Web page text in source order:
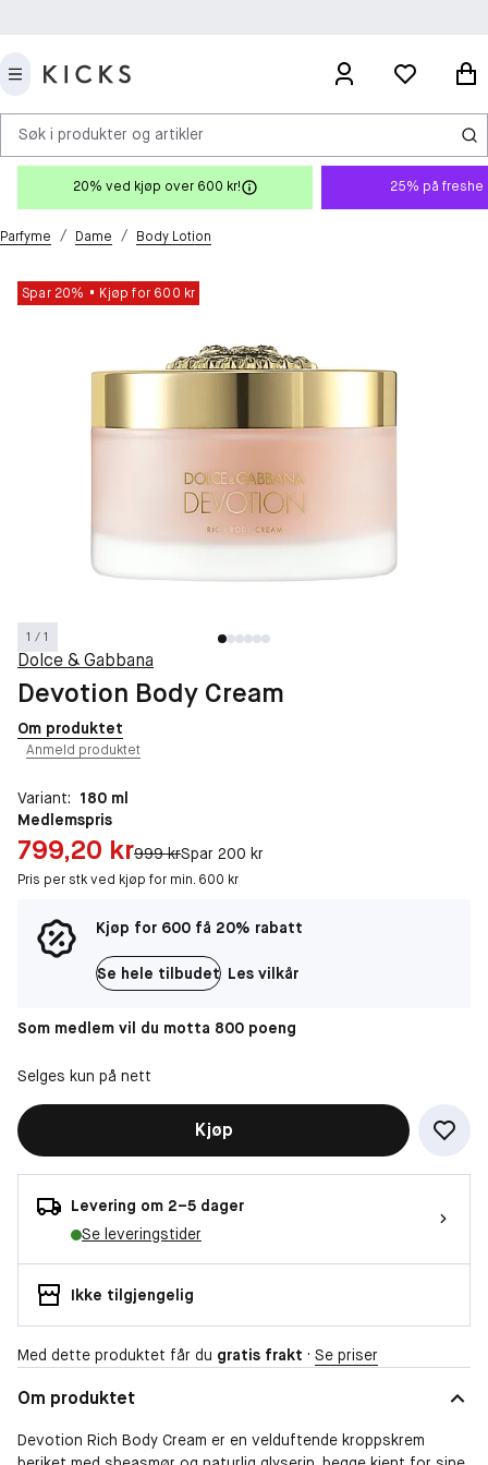
Søk i produkter og artikler
20% ved kjøp over 600 kr! 25% på freshe
Parfyme / Dame / Body Lotion
Spar 20% Kjøp for 600 kr
1 / 1
Dolce & Gabbana
Devotion Body Cream
Om produktet
Anmeld produktet
Variant: 180 ml
Medlemspris
Pris: 799,20 kr
799,20 krOriginal pris:
999 krSpar 200 kr
Pris per stk ved kjøp for min. 600 kr
Kjøp for 600 få 20% rabatt
Se hele tilbudet Les vilkår
Som medlem vil du motta 800 poeng
Selges kun på nett
Kjøp
Levering om 2–5 dager
Se leveringstider
Ikke tilgjengelig
Med dette produktet får du gratis frakt · Se priser
Om produktet
Devotion Rich Body Cream er en velduftende kroppskrem